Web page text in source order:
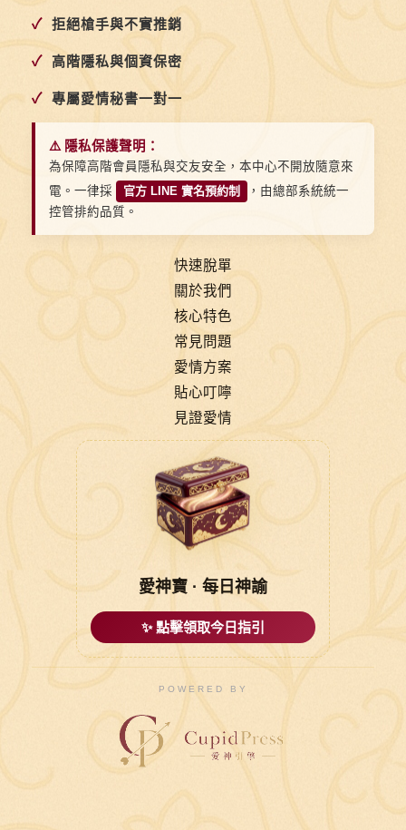
✓ 拒絕槍手與不實推銷
✓ 高階隱私與個資保密
✓ 專屬愛情秘書一對一
⚠️ 隱私保護聲明：
為保障高階會員隱私與交友安全，本中心不開放隨意來
電。一律採
官方 LINE 實名預約制
，由總部系統統一
控管排約品質。
快速脫單
關於我們
核心特色
常見問題
愛情方案
貼心叮嚀
見證愛情
愛神寶 · 每日神諭
✨ 點擊領取今日指引
POWERED BY